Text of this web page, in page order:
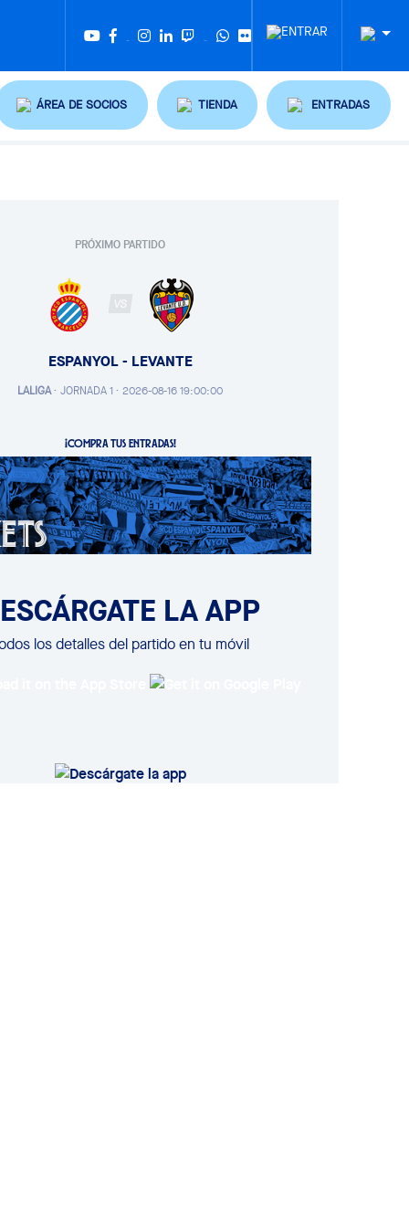
ÁREA DE SOCIOS TIENDA ENTRADAS
PRÓXIMO PARTIDO
VS
ESPANYOL - LEVANTE
LALIGA· JORNADA 1 · 2026-08-16 19:00:00
¡COMPRA TUS ENTRADAS!
LA APP
los detalles del partido en tu móvil